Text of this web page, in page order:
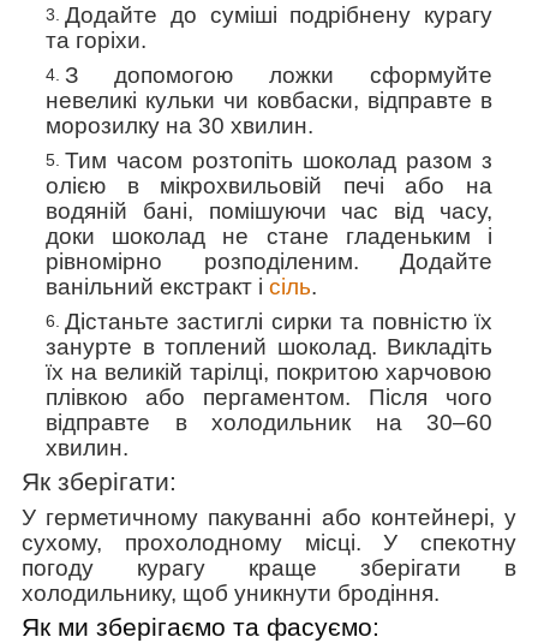
Додайте до суміші подрібнену курагу
та горіхи.
З допомогою ложки сформуйте
невеликі кульки чи ковбаски, відправте в
морозилку на 30 хвилин.
Тим часом розтопіть шоколад разом з
олією в мікрохвильовій печі або на
водяній бані, помішуючи час від часу,
доки шоколад не стане гладеньким і
рівномірно розподіленим. Додайте
ванільний екстракт і сіль.
Дістаньте застиглі сирки та повністюїх
занурте в топлений шоколад. Викладіть
їх на великій тарілці, покритою харчовою
плівкою або пергаментом. Після чого
відправте в холодильник на 30–60
хвилин.
Як зберігати:
У герметичному пакуванні або контейнері, у
сухому, прохолодному місці. У спекотну
погоду курагу краще зберігати в
холодильнику, щоб уникнути бродіння.
Як ми зберігаємо та фасуємо: